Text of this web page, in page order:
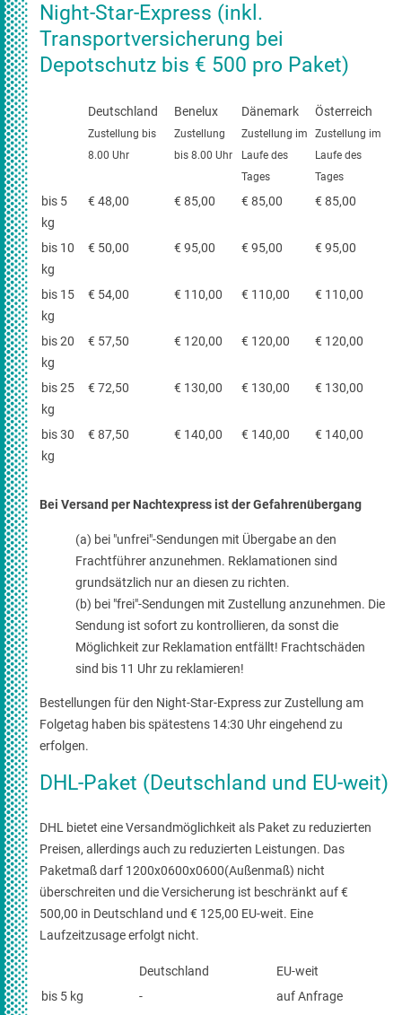
Night-Star-Express (inkl.
Transportversicherung bei
Depotschutz bis € 500 pro Paket)
Deutschland
Zustellung bis
8.00 Uhr
Benelux
Zustellung
bis 8.00 Uhr
Dänemark
Zustellung im
Laufe des
Tages
Österreich
Zustellung im
Laufe des
Tages
bis 5
kg
€ 48,00 € 85,00 € 85,00 € 85,00
bis 10
kg
€ 50,00 € 95,00 € 95,00 € 95,00
bis 15
kg
€ 54,00 € 110,00 € 110,00 € 110,00
bis 20
kg
€ 57,50 € 120,00 € 120,00 € 120,00
bis 25
kg
€ 72,50 € 130,00 € 130,00 € 130,00
bis 30
kg
€ 87,50 € 140,00 € 140,00 € 140,00
Bei Versand per Nachtexpress ist der Gefahrenübergang
(a) bei "unfrei"-Sendungen mit Übergabe an den
Frachtführer anzunehmen. Reklamationen sind
grundsätzlich nur an diesen zu richten.
(b) bei "frei"-Sendungen mit Zustellung anzunehmen. Die
Sendung ist sofort zu kontrollieren, da sonst die
Möglichkeit zur Reklamation entfällt! Frachtschäden
sind bis 11 Uhr zu reklamieren!
Bestellungen für den Night-Star-Express zur Zustellung am
Folgetag haben bis spätestens 14:30 Uhr eingehend zu
erfolgen.
DHL-Paket (Deutschland und EU-weit)
DHL bietet eine Versandmöglichkeit als Paket zu reduzierten
Preisen, allerdings auch zu reduzierten Leistungen. Das
Paketmaß darf 1200x0600x0600(Außenmaß) nicht
überschreiten und die Versicherung ist beschränkt auf €
500,00 in Deutschland und € 125,00 EU-weit. Eine
Laufzeitzusage erfolgt nicht.
Deutschland
EU-weit
bis 5 kg
-
auf Anfrage